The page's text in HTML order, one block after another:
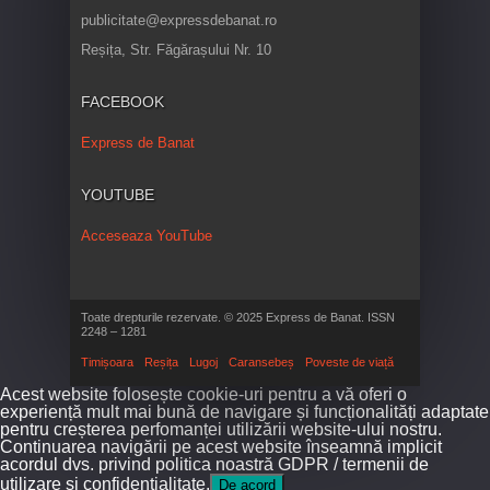
publicitate@expressdebanat.ro
Reșița, Str. Făgărașului Nr. 10
FACEBOOK
Express de Banat
YOUTUBE
Acceseaza YouTube
Toate drepturile rezervate. © 2025 Express de Banat. ISSN
2248 – 1281
Timișoara Reșița Lugoj Caransebeș Poveste de viață
Acest website folosește cookie-uri pentru a vă oferi o
experiență mult mai bună de navigare și funcționalități adaptate
pentru creșterea perfomanței utilizării website-ului nostru.
Continuarea navigării pe acest website înseamnă implicit
acordul dvs. privind politica noastră GDPR / termenii de
utilizare și confidențialitate.
De acord